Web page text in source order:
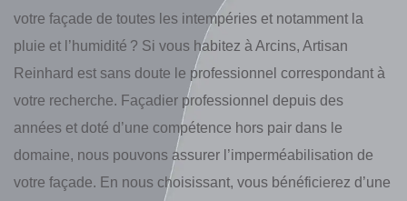
votre façade de toutes les intempéries et notamment la
pluie et l’humidité ? Si vous habitez à Arcins, Artisan
Reinhard est sans doute le professionnel correspondant à
votre recherche. Façadier professionnel depuis des
années et doté d’une compétence hors pair dans le
domaine, nous pouvons assurer l’imperméabilisation de
votre façade. En nous choisissant, vous bénéficierez d’une